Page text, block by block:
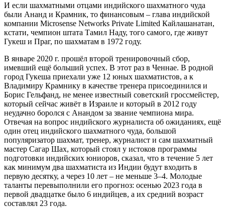
И если шахматными отцами индийского шахматного чуда
были Ананд и Крамник, то финансовым – глава индийской
компании Microsense Networks Private Limited Кайлашанатан,
кстати, чемпион штата Тамил Наду, того самого, где живут
Гукеш и Праг, по шахматам в 1972 году.
В январе 2020 г. прошёл второй тренировочный сбор,
имевший ещё больший успех. В этот раз в Ченнае. В родной
город Гукеша приехали уже 12 юных шахматистов, а к
Владимиру Крамнику в качестве тренера присоединился и
Борис Гельфанд, не менее известный советский гроссмейстер,
который сейчас живёт в Израиле и который в 2012 году
неудачно боролся с Анандом за звание чемпиона мира.
Отвечая на вопрос индийского журналиста об ожиданиях, ещё
один отец индийского шахматного чуда, большой
популяризатор шахмат, тренер, журналист и сам шахматный
мастер Сагар Шах, который стоял у истоков программы
подготовки индийских юниоров, сказал, что в течение 5 лет
как минимум два шахматиста из Индии будут входить в
первую десятку, а через 10 лет – не меньше 3–4. Молодые
таланты перевыполнили его прогноз: осенью 2023 года в
первой двадцатке было 6 индийцев, а их средний возраст
составлял 23 года.